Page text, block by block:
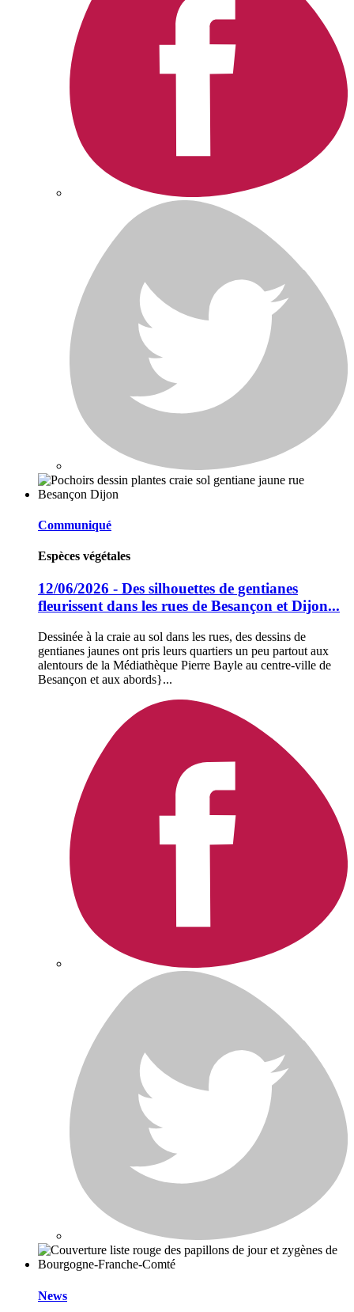
Communiqué
Espèces végétales
12/06/2026 - Des silhouettes de gentianes
fleurissent dans les rues de Besançon et Dijon...
Dessinée à la craie au sol dans les rues, des dessins de
gentianes jaunes ont pris leurs quartiers un peu partout aux
alentours de la Médiathèque Pierre Bayle au centre-ville de
Besançon et aux abords}...
News